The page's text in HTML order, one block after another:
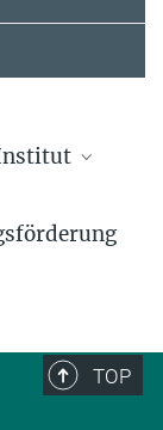
Netzwerks
TOP